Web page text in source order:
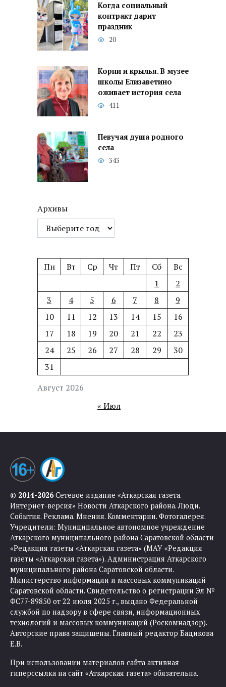
Когда социальный
контракт дарит
праздник
20
Корни и крылья. В музее
школы Елизаветино
оживает история села
411
Певучая душа родного
села
343
Архивы
Август 2026
Пн Вт Ср Чт Пт Сб
Вс
1
2
3
4 5 6 7 8
9
10
11 12 13 14 15
16
17
18 19 20 21 22
23
24
25 26 27 28 29
30
31
« Июл
© 2014-2026Сетевое издание «Аткарская газета.
Интернет-версия» Новости Аткарского района. Люди.
События. Реклама. Мнения. Комментарии. Фотогалерея.
Учредители: Муниципальное автономное учреждение
Аткарского муниципального района Саратовской области
«Редакция газеты «Аткарская газета» (МАУ «Редакция
газеты «Аткарская газета»). Администрация Аткарского
муниципального района Саратовской области.
Министерство информации и массовых коммуникаций
Саратовской области. Свидетельство о регистрации Эл №
ФС77-89850 от 22 июля 2025 г., выдано Федеральной
службой по надзору в сфере связи, информационных
технологий и массовых коммуникаций (Роскомнадзор).
Авторские права защищены. Главный редактор Бадикова
Е.В.
При использовании материалов сайта активная
гиперссылка на сайт «Аткарская газета» обязательна.